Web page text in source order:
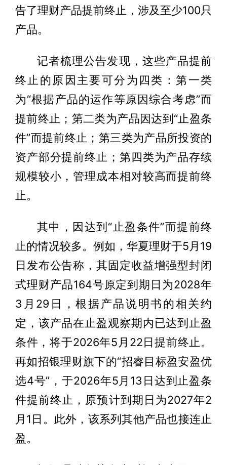
告了理财产品提前终止，涉及至少100只
产品。
记者梳理公告发现，这些产品提前
终止的原因主要可分为四类：第一类
为“根据产品的运作等原因综合考虑”而
提前终止；第二类为产品因达到“止盈条
件”而提前终止；第三类为产品所投资的
资产部分提前终止；第四类为产品存续
规模较小，管理成本相对较高而提前终
止。
其中，因达到“止盈条件”而提前终
止的情况较多。例如，华夏理财于5月19
日发布公告称，其固定收益增强型封闭
式理财产品164号原定到期日为2028年
3月29日，根据产品说明书的相关约
定，该产品在止盈观察期内已达到止盈
条件，将于2026年5月22日提前终止。
再如招银理财旗下的“招睿目标盈安盈优
选4号”，于2026年5月13日达到止盈条
件提前终止，原预计到期日为2027年2
月1日。此外，该系列其他产品也接连止
盈。